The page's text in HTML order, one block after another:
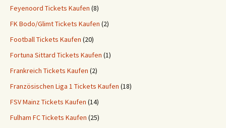
Feyenoord Tickets Kaufen (8)
FK Bodo/Glimt Tickets Kaufen (2)
Football Tickets Kaufen (20)
Fortuna Sittard Tickets Kaufen (1)
Frankreich Tickets Kaufen (2)
Französischen Liga 1 Tickets Kaufen (18)
FSV Mainz Tickets Kaufen (14)
Fulham FC Tickets Kaufen (25)